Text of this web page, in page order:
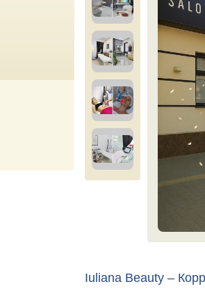
Iuliana Beauty –